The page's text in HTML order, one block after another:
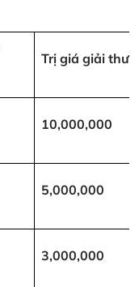
Trị giá giải
10,000,000
5,000,000
3,000,000